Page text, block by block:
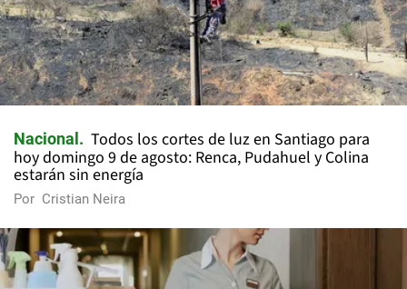
Nacional
Todos los cortes de luz en Santiago para
hoy domingo 9 de agosto: Renca, Pudahuel y Colina
estarán sin energía
Por Cristian Neira